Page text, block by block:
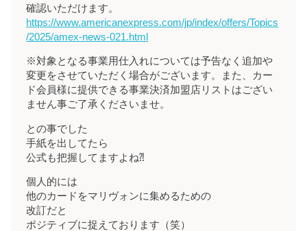
確認いただけます。
https://www.americanexpress.com/jp/index/offers/Topics
/2025/amex-news-021.html
※対象となる事業用仕入れについては予告なく追加や
変更をさせていただく場合がございます。また、カー
ド会員様に提供できる事業決済加盟店リストはござい
ません事ご了承くださいませ。
との事でした
手紙を出してたら
公式も把握してますよね⁈
個人的には
他のカードをマリヴォンに集めるための
改訂だと
ポジティブに捉えております（笑）